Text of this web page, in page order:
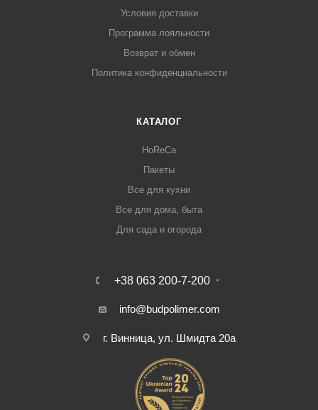
Условия доставки
Программа лояльности
Возврат и обмен
Политика конфиденциальности
КАТАЛОГ
HoReCa
Пакеты
Все для кухни
Все для дома, быта
Для сада и огорода
+38 063 200-7-200
info@budpolimer.com
г. Винница, ул. Шмидта 20а